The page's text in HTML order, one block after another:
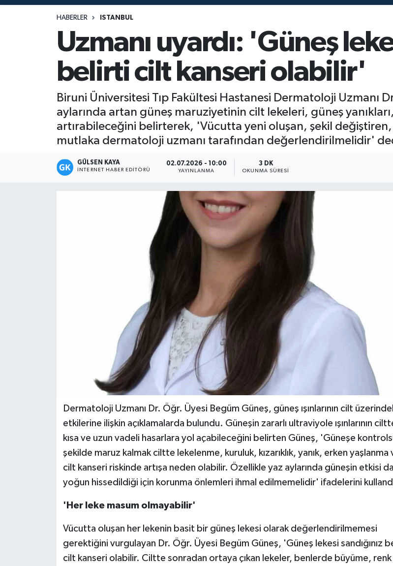
HABERLER ISTANBUL
Uzmanı uyardı: 'Güneş
belirti cilt kanseri olabilir'
Biruni Üniversitesi Tıp Fakültesi Hastanesi Dermatoloji Uzmanı
aylarında artan güneş maruziyetinin cilt lekeleri, güneş
artırabileceğini belirterek, 'Vücutta yeni oluşan, şekil
mutlaka dermatoloji uzmanı tarafından değerlendirilmelidir'
GÜLSEN KAYA
İNTERNET HABER EDITÖRÜ
02.07.2026 - 10:00
YAYINLANMA
3 DK
OKUNMA SÜRESI
Dermatoloji Uzmanı Dr. Öğr. Üyesi Begüm Güneş, güneş ışınlarının cilt
etkilerine ilişkin açıklamalarda bulundu. Güneşin zararlı ultraviyole ışınlarının
kısa ve uzun vadeli hasarlara yol açabileceğini belirten Güneş, 'Güneşe
şekilde maruz kalmak ciltte lekelenme, kuruluk, kızarıklık, yanık, erken yaşlanma
cilt kanseri riskinde artışa neden olabilir. Özellikle yaz aylarında güneşin etkisi
yoğun hissedildiği için korunma önlemleri ihmal edilmemelidir' ifadelerini
'Her leke masum olmayabilir'
Vücutta oluşan her lekenin basit bir güneş lekesi olarak değerlendirilmemesi
gerektiğini vurgulayan Dr. Öğr. Üyesi Begüm Güneş, 'Güneş lekesi sandığınız
cilt kanseri olabilir. Ciltte sonradan ortaya çıkan lekeler, benlerde büyüme, renk
Magazin
Mersin Tarihi
Özel Haber
Politika
Resmi İlan